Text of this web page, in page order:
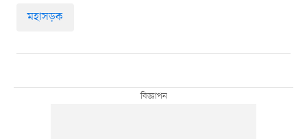
মহাসড়ক